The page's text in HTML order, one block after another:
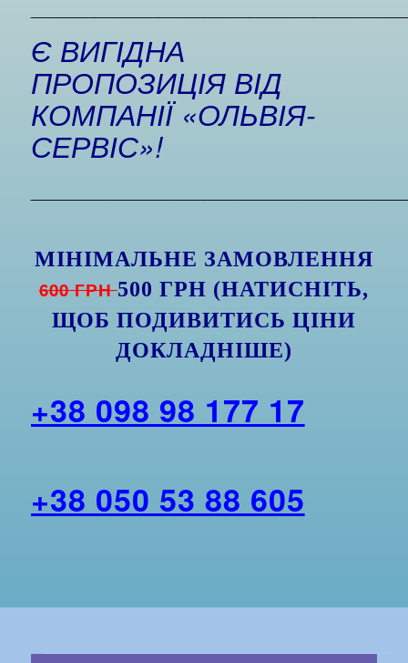
Є ВИГІДНА
ПРОПОЗИЦІЯ ВІД
КОМПАНІЇ «ОЛЬВІЯ-
СЕРВІС»!
МІНІМАЛЬНЕ ЗАМОВЛЕННЯ
600 ГРН500 ГРН (НАТИСНІТЬ,
ЩОБ ПОДИВИТИСЬ ЦІНИ
ДОКЛАДНІШЕ)
+38 098 98 177 17
+38 050 53 88 605